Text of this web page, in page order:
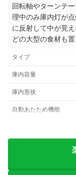
回転軸やターンテ
理中のみ庫内灯が
に反射して中が見
どの大型の食材も
タイプ
庫内容量
庫内形状
自動あたため機能